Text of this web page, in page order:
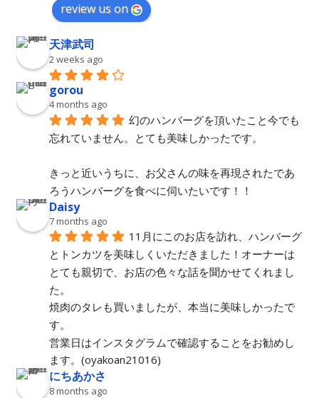
review us on
天津武司
2 weeks ago
gorou
4 months ago
幻のハンバーグを頂いたこと今でも
忘れていません。とても美味しかったです。
きっと近いうちに、お父さんの味を再現されたであ
ろうハンバーグを食べに伺いたいです！！
Daisy
7 months ago
11月にこのお店を訪れ、ハンバーグ
とトンカツを美味しくいただきました！オーナーは
とても親切で、お店の色々な話を聞かせてくれまし
た。
焼肉のタレも買いましたが、本当に美味しかったで
す。
営業日はインスタグラムで確認することをお勧めし
ます。(oyakoan21016)
にちあかさ
8 months ago